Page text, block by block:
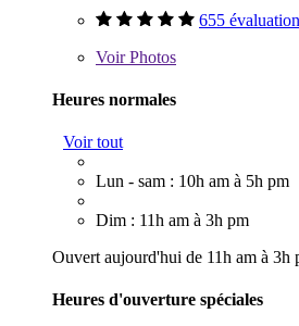
655
VoirPhotos
Heures normales
Voir tout
Lun - sam : 10h am à 5h pm
Dim : 11h am à 3h pm
Ouvert aujourd'hui de 11h am à 3h
Heures d'ouverture spéciales